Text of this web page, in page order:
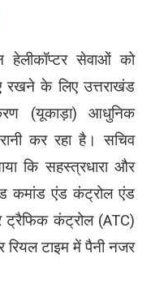
हेलीकॉप्टर सेवाओं को
रखने के लिए उत्तराखंड
(यूकाड़ा) आधुनिक
कर रहा है। सचिव
कि सहस्त्रधारा और
कमांड एंड कंट्रोल एंड
कंट्रोल (ATC)
रियल टाइम में पैनी नजर